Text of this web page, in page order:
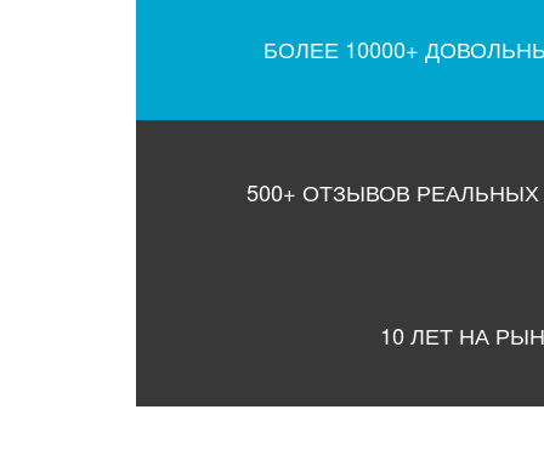
БОЛЕЕ 10000+
500+ ОТЗЫВОВ
10 ЛЕТ НА